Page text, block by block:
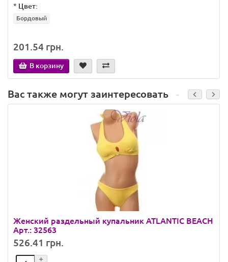
* Цвет:
Бордовый
201.54 грн.
В корзину
Вас также могут заинтересовать
Женский раздельный купальник ATLANTIC BEACH
Арт.: 32563
526.41 грн.